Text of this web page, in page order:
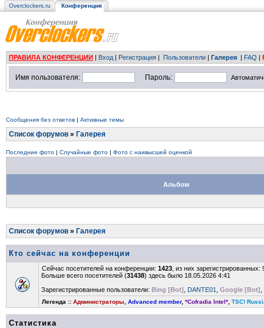
Overclockers.ru Конференция
ПРАВИЛА КОНФЕРЕНЦИИ | Вход | Регистрация | Пользователи | Галерея | FAQ |
Имя пользователя: Пароль:
Сообщения без ответов | Активные темы
Список форумов » Галерея
Последние фото | Случайные фото | Фото с наивысшей оценкой
Альбом
Список форумов » Галерея
Кто сейчас на конференции
Сейчас посетителей на конференции: 1423 , из них
Больше всего посетителей (31438) здесь было 18.05.2026 4:41
Зарегистрированные пользователи: Bing [Bot] DANTE01 Google [Bot]
Легенда :: Администраторы Advanced member, *Cofradia Intel* TSC!
Статистика